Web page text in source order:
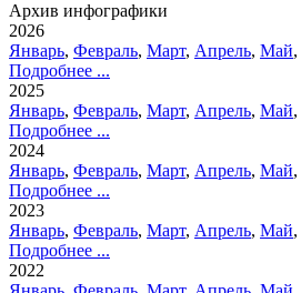
Архив инфографики
2026
Январь, Февраль, Март, Апрель, Май,
Подробнее ...
2025
Январь, Февраль, Март, Апрель, Май,
Подробнее ...
2024
Январь, Февраль, Март, Апрель, Май,
Подробнее ...
2023
Январь, Февраль, Март, Апрель, Май,
Подробнее ...
2022